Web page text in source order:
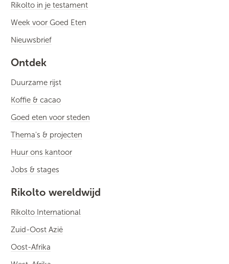
Rikolto in je testament
Week voor Goed Eten
Nieuwsbrief
Ontdek
Duurzame rijst
Koffie & cacao
Goed eten voor steden
Thema's & projecten
Huur ons kantoor
Jobs & stages
Rikolto wereldwijd
Rikolto International
Zuid-Oost Azië
Oost-Afrika